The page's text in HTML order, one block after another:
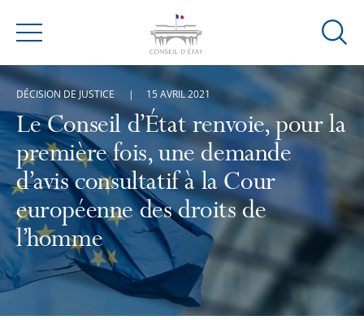
Menu
Ouvrir
Le Conseil d’État renvoie, pour la
première fois, une demande
d’avis consultatif à la Cour
européenne des droits de
l’homme
DÉCISION DE JUSTICE 15 AVRIL 2021